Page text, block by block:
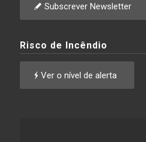
Subscrever Newsletter
Risco de Incêndio
Ver o nível de alerta